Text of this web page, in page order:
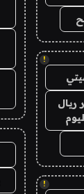
!
ريال
!